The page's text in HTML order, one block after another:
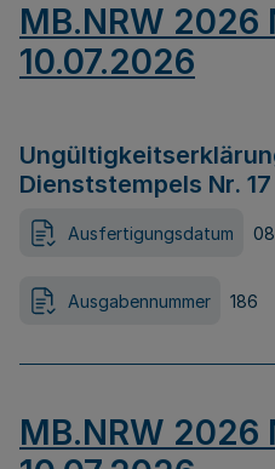
MB.NRW 2026
10.07.2026
Dienststempels Nr. 17
Ausfertigungsdatum
Ausgabennummer 186
MB.NRW 2026